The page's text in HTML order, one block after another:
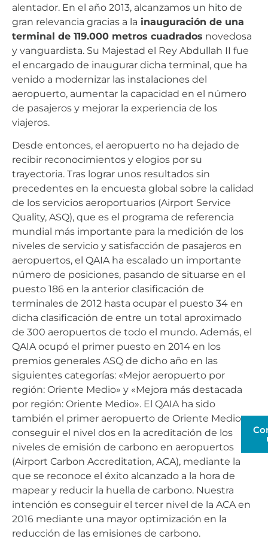
alentador. En el año 2013, alcanzamos un hito de
gran relevancia gracias a la inauguración de una
terminal de 119.000 metros cuadrados novedosa
y vanguardista. Su Majestad el Rey Abdullah II fue
el encargado de inaugurar dicha terminal, que ha
venido a modernizar las instalaciones del
aeropuerto, aumentar la capacidad en el número
de pasajeros y mejorar la experiencia de los
viajeros.
Desde entonces, el aeropuerto no ha dejado de
recibir reconocimientos y elogios por su
trayectoria. Tras lograr unos resultados sin
precedentes en la encuesta global sobre la calidad
de los servicios aeroportuarios (Airport Service
Quality, ASQ), que es el programa de referencia
mundial más importante para la medición de los
niveles de servicio y satisfacción de pasajeros en
aeropuertos, el QAIA ha escalado un importante
número de posiciones, pasando de situarse en el
puesto 186 en la anterior clasificación de
terminales de 2012 hasta ocupar el puesto 34 en
dicha clasificación de entre un total aproximado
de 300 aeropuertos de todo el mundo. Además, el
QAIA ocupó el primer puesto en 2014 en los
premios generales ASQ de dicho año en las
siguientes categorías: «Mejor aeropuerto por
región: Oriente Medio» y «Mejora más destacada
por región: Oriente Medio». El QAIA ha sido
también el primer aeropuerto de Oriente Medio en
conseguir el nivel dos en la acreditación de los
niveles de emisión de carbono en aeropuertos
(Airport Carbon Accreditation, ACA), mediante la
que se reconoce el éxito alcanzado a la hora de
mapear y reducir la huella de carbono. Nuestra
intención es conseguir el tercer nivel de la ACA en
2016 mediante una mayor optimización en la
reducción de las emisiones de carbono.